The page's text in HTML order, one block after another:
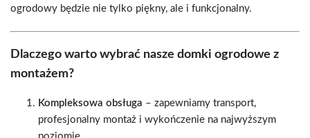
ogrodowy będzie nie tylko piękny, ale i funkcjonalny.
Dlaczego warto wybrać nasze domki ogrodowe z
montażem?
Kompleksowa obsługa – zapewniamy transport,
profesjonalny montaż i wykończenie na najwyższym